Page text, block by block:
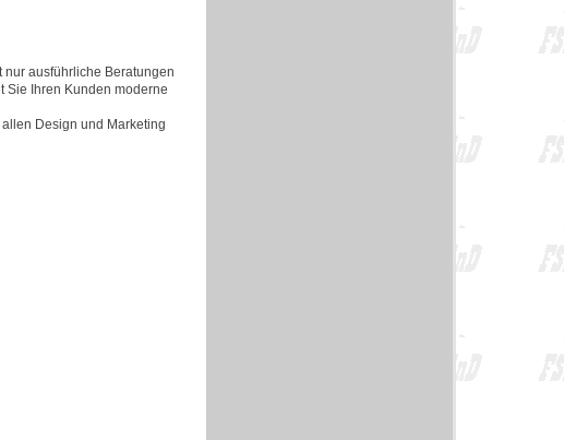
nur ausführliche Beratungen
Sie Ihren Kunden moderne
Design und Marketing